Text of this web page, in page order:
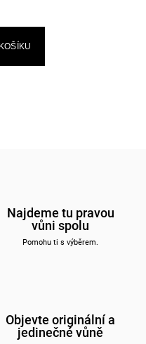
Najdeme tu pravou
vůni spolu
Pomohu ti s výběrem.
Objevte originální a
jedinečné vůně